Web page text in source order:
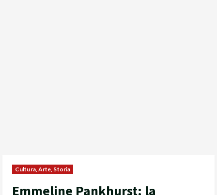
Cultura, Arte, Storia
Emmeline Pankhurst: la